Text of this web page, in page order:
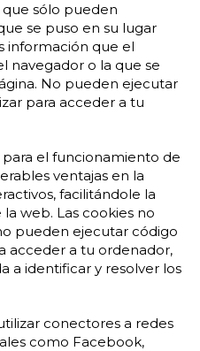
que sólo pueden
se puso en su lugar
información que el
navegador o la que se
No pueden ejecutar
para acceder a tu
para el funcionamiento de
ventajas en la
facilitándole la
web. Las cookies no
pueden ejecutar código
acceder a tu ordenador,
a identificar y resolver los
conectores a redes
como Facebook,